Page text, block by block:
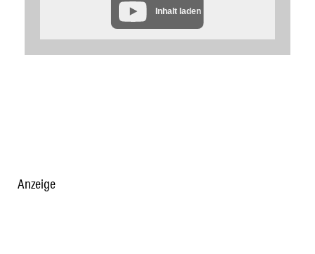
Inhalt laden
Anzeige